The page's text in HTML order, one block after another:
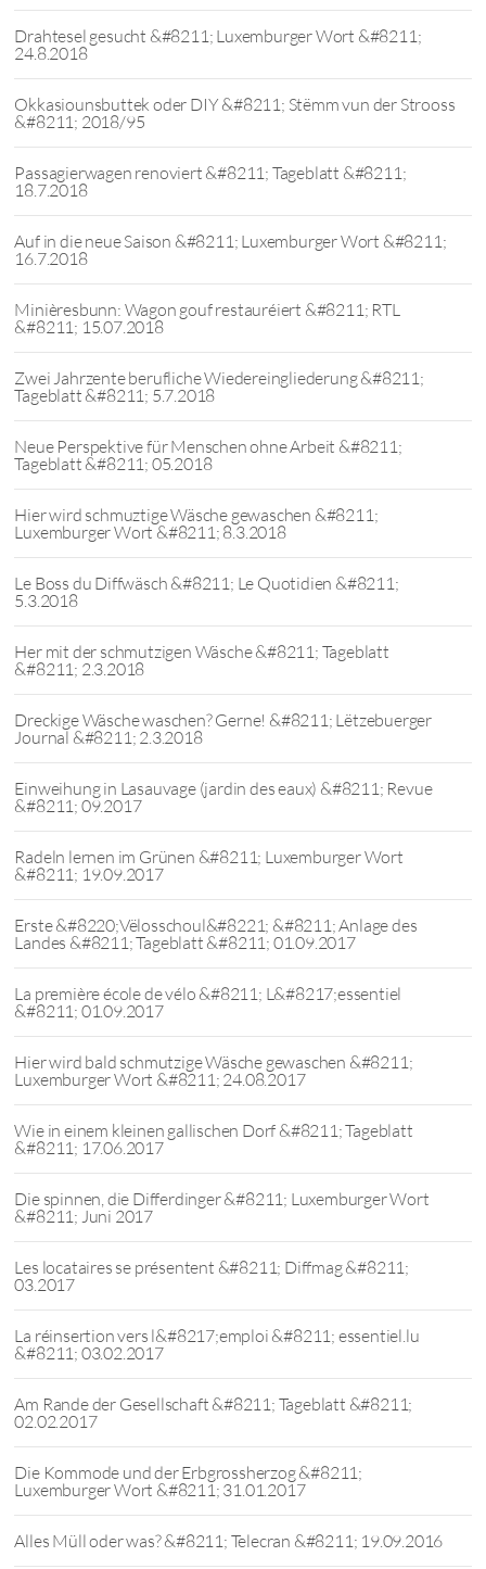
Drahtesel gesucht &#8211; Luxemburger Wort &#8211;
24.8.2018
Okkasiounsbuttek oder DIY &#8211; Stëmm vun der Strooss
&#8211; 2018/95
Passagierwagen renoviert &#8211; Tageblatt &#8211;
18.7.2018
Auf in die neue Saison &#8211; Luxemburger Wort &#8211;
16.7.2018
Minièresbunn: Wagon gouf restauréiert &#8211; RTL
&#8211; 15.07.2018
Zwei Jahrzente berufliche Wiedereingliederung &#8211;
Tageblatt &#8211; 5.7.2018
Neue Perspektive für Menschen ohne Arbeit &#8211;
Tageblatt &#8211; 05.2018
Hier wird schmuztige Wäsche gewaschen &#8211;
Luxemburger Wort &#8211; 8.3.2018
Le Boss du Diffwäsch &#8211; Le Quotidien &#8211;
5.3.2018
Her mit der schmutzigen Wäsche &#8211; Tageblatt
&#8211; 2.3.2018
Dreckige Wäsche waschen? Gerne! &#8211; Lëtzebuerger
Journal &#8211; 2.3.2018
Einweihung in Lasauvage (jardin des eaux) &#8211; Revue
&#8211; 09.2017
Radeln lernen im Grünen &#8211; Luxemburger Wort
&#8211; 19.09.2017
Erste &#8220;Vëlosschoul&#8221; &#8211; Anlage des
Landes &#8211; Tageblatt &#8211; 01.09.2017
La première école de vélo &#8211; L&#8217;essentiel
&#8211; 01.09.2017
Hier wird bald schmutzige Wäsche gewaschen &#8211;
Luxemburger Wort &#8211; 24.08.2017
Wie in einem kleinen gallischen Dorf &#8211; Tageblatt
&#8211; 17.06.2017
Die spinnen, die Differdinger &#8211; Luxemburger Wort
&#8211; Juni 2017
Les locataires se présentent &#8211; Diffmag &#8211;
03.2017
La réinsertion vers l&#8217;emploi &#8211; essentiel.lu
&#8211; 03.02.2017
Am Rande der Gesellschaft &#8211; Tageblatt &#8211;
02.02.2017
Die Kommode und der Erbgrossherzog &#8211;
Luxemburger Wort &#8211; 31.01.2017
Alles Müll oder was? &#8211; Telecran &#8211; 19.09.2016